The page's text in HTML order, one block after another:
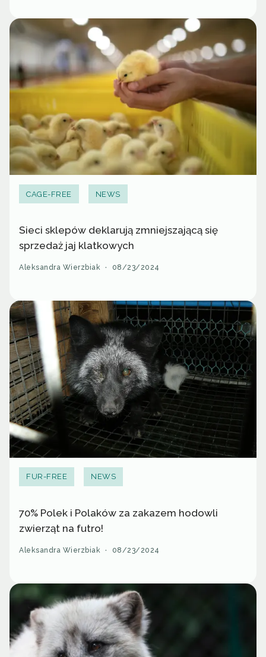
CAGE-FREE NEWS
Sieci sklepów deklarują zmniejszającą się
sprzedaż jaj klatkowych
Aleksandra Wierzbiak · 08/23/2024
FUR-FREE NEWS
70% Polek i Polaków za zakazem hodowli
zwierząt na futro!
Aleksandra Wierzbiak · 08/23/2024